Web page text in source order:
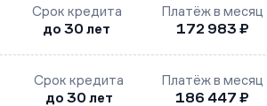
Срок кредита
до 30 лет
Платёж в месяц
172 983 ₽
Срок кредита
до 30 лет
Платёж в месяц
186 447 ₽